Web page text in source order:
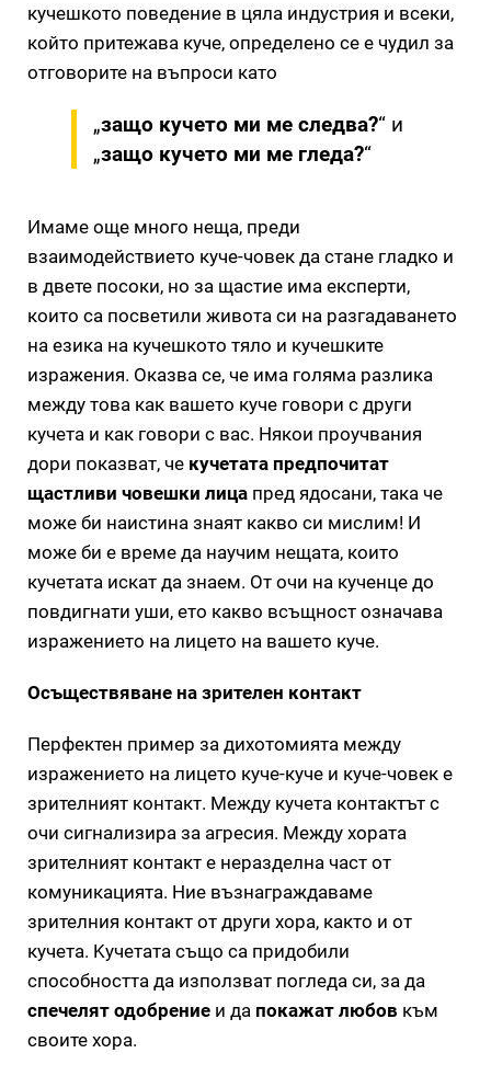
кучешкото поведение в цяла индустрия и всеки,
който притежава куче, определено се е чудил за
отговорите на въпроси като
„защо кучето ми ме следва?“ и
„защо кучето ми ме гледа?“
Имаме още много неща, преди
взаимодействието куче-човек да стане гладко и
в двете посоки, но за щастие има експерти,
които са посветили живота си на разгадаването
на езика на кучешкото тяло и кучешките
изражения. Оказва се, че има голяма разлика
между това как вашето куче говори с други
кучета и как говори с вас. Някои проучвания
дори показват, че кучетата предпочитат
щастливи човешки лица пред ядосани, така че
може би наистина знаят какво си мислим! И
може би е време да научим нещата, които
кучетата искат да знаем. От очи на кученце до
повдигнати уши, ето какво всъщност означава
изражението на лицето на вашето куче.
Осъществяване на зрителен контакт
Перфектен пример за дихотомията между
изражението на лицето куче-куче и куче-човек е
зрителният контакт. Между кучета контактът с
очи сигнализира за агресия. Между хората
зрителният контакт е неразделна част от
комуникацията. Ние възнаграждаваме
зрителния контакт от други хора, както и от
кучета. Kучетата също са придобили
способността да използват погледа си, за да
спечелят одобрение и да покажат любов към
своите хора.